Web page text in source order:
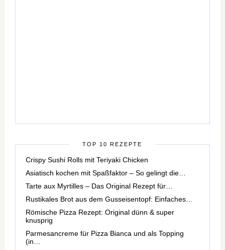
TOP 10 REZEPTE
Crispy Sushi Rolls mit Teriyaki Chicken
Asiatisch kochen mit Spaßfaktor – So gelingt die…
Tarte aux Myrtilles – Das Original Rezept für…
Rustikales Brot aus dem Gusseisentopf: Einfaches…
Römische Pizza Rezept: Original dünn & super
knusprig
Parmesancreme für Pizza Bianca und als Topping
(in…